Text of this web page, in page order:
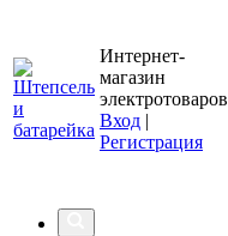
Интернет-
магазин
электротоваров
Вход |
Регистрация